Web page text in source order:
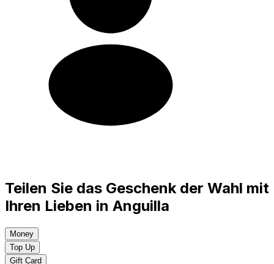
Teilen Sie das Geschenk der Wahl mit
Ihren Lieben in Anguilla
Money
Top Up
Gift Card